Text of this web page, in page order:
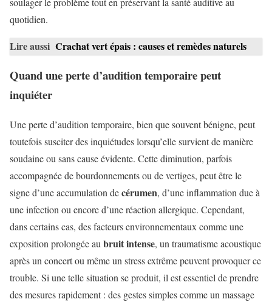
quotidien.
Lire aussi Crachat vert épais : causes et remèdes naturels
Quand une perte d’audition temporaire peut
inquiéter
Une perte d’audition temporaire, bien que souvent bénigne, peut
toutefois susciter des inquiétudes lorsqu’elle survient de manière
soudaine ou sans cause évidente. Cette diminution, parfois
accompagnée de bourdonnements ou de vertiges, peut être le
signe d’une accumulation decérumen, d’une inflammation due à
une infection ou encore d’une réaction allergique. Cependant,
dans certains cas, des facteurs environnementaux comme une
exposition prolongée au bruit intense, un traumatisme acoustique
après un concert ou même un stress extrême peuvent provoquer ce
trouble. Si une telle situation se produit, il est essentiel de prendre
des mesures rapidement : des gestes simples comme un massage